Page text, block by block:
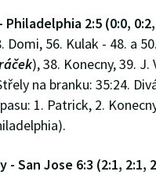
2:5 (0:0,
Domi, 56. Kulak - 48. a
), 38. Konecny, 39. J.
na branku: 35:24.
1. Patrick, 2.
- San Jose 6:3 (2:1, 2:1,